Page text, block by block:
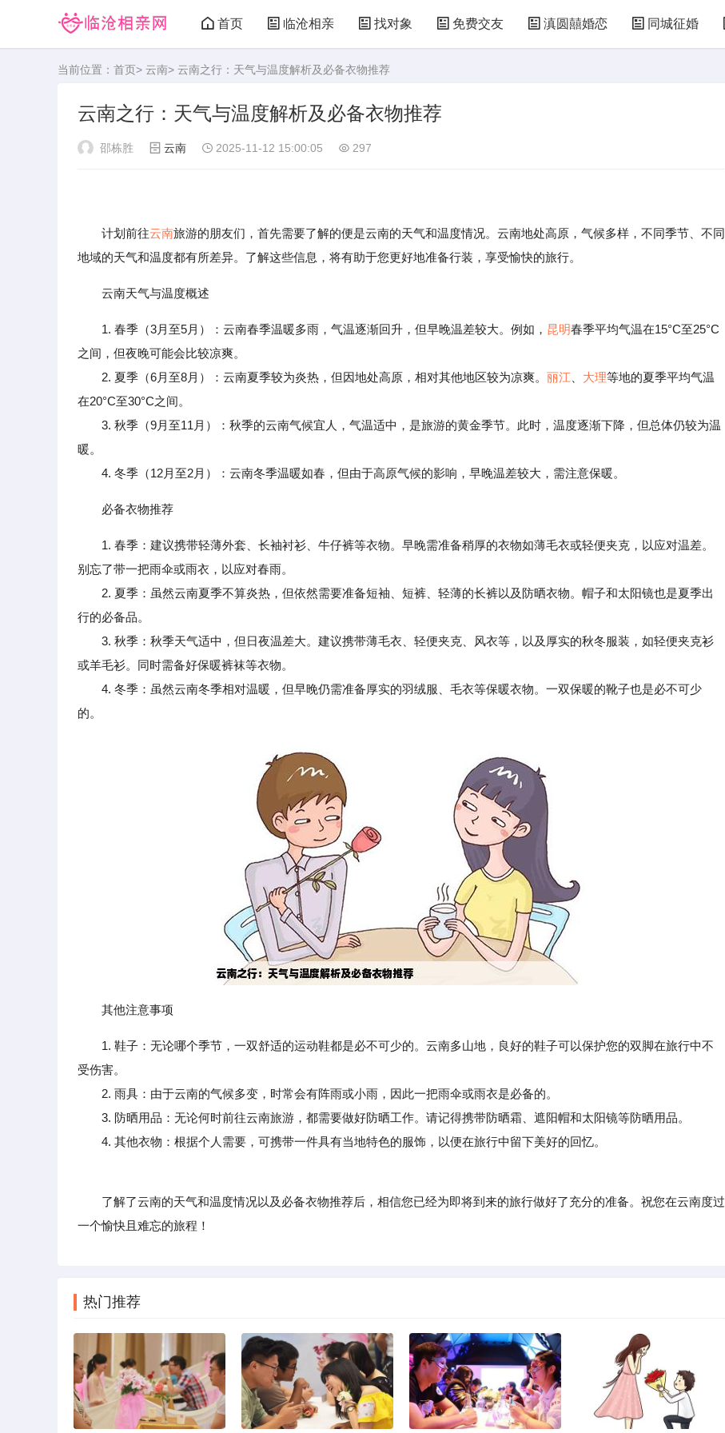
首页 临沧相亲 找对象 免费交友 滇圆囍婚恋 同城征婚
当前位置： 首页> 云南> 云南之行：天气与温度解析及必备衣物推荐
云南之行：天气与温度解析及必备衣物推荐
邵栋胜 云南 2025-11-12 15:00:05 297
计划前往云南旅游的朋友们，首先需要了解的便是云南的天气和温度情况。云南地处高原，气候多样，不同季节、不同
地域的天气和温度都有所差异。了解这些信息，将有助于您更好地准备行装，享受愉快的旅行。
云南天气与温度概述
1. 春季（3月至5月）：云南春季温暖多雨，气温逐渐回升，但早晚温差较大。例如， 昆明春季平均气温在15°C至25°C
之间，但夜晚可能会比较凉爽。
2. 夏季（6月至8月）：云南夏季较为炎热，但因地处高原，相对其他地区较为凉爽。 丽江 大理等地的夏季平均气温
在20°C至30°C之间。
3. 秋季（9月至11月）：秋季的云南气候宜人，气温适中，是旅游的黄金季节。此时，温度逐渐下降，但总体仍较为温
暖。
4. 冬季（12月至2月）：云南冬季温暖如春，但由于高原气候的影响，早晚温差较大，需注意保暖。
必备衣物推荐
1. 春季：建议携带轻薄外套、长袖衬衫、牛仔裤等衣物。早晚需准备稍厚的衣物如薄毛衣或轻便夹克，以应对温差。
别忘了带一把雨伞或雨衣，以应对春雨。
2. 夏季：虽然云南夏季不算炎热，但依然需要准备短袖、短裤、轻薄的长裤以及防晒衣物。帽子和太阳镜也是夏季出
行的必备品。
3. 秋季：秋季天气适中，但日夜温差大。建议携带薄毛衣、轻便夹克、风衣等，以及厚实的秋冬服装，如轻便夹克衫
或羊毛衫。同时需备好保暖裤袜等衣物。
4. 冬季：虽然云南冬季相对温暖，但早晚仍需准备厚实的羽绒服、毛衣等保暖衣物。一双保暖的靴子也是必不可少
的。
其他注意事项
1. 鞋子：无论哪个季节，一双舒适的运动鞋都是必不可少的。云南多山地，良好的鞋子可以保护您的双脚在旅行中不
受伤害。
2. 雨具：由于云南的气候多变，时常会有阵雨或小雨，因此一把雨伞或雨衣是必备的。
3. 防晒用品：无论何时前往云南旅游，都需要做好防晒工作。请记得携带防晒霜、遮阳帽和太阳镜等防晒用品。
4. 其他衣物：根据个人需要，可携带一件具有当地特色的服饰，以便在旅行中留下美好的回忆。
了解了云南的天气和温度情况以及必备衣物推荐后，相信您已经为即将到来的旅行做好了充分的准备。祝您在云南度过
一个愉快且难忘的旅程！
热门推荐